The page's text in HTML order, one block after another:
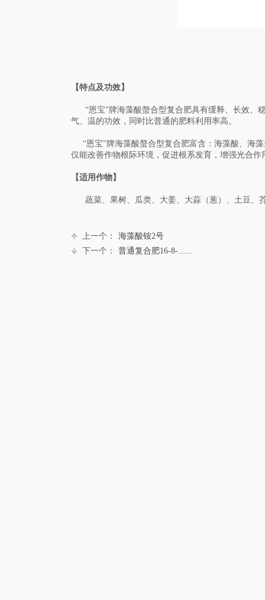
【特点及功效】
“恩宝”牌海藻酸螯合型复合肥具有缓释、长效、
气、温的功效，同时比普通的肥料利用率高。
“恩宝”牌海藻酸螯合型复合肥富含：海藻酸、海
仅能改善作物根际环境，促进根系发育，增强光合
【适用作物】
蔬菜、果树、瓜类、大姜、大蒜（葱）、土豆、
上一个：
海藻酸铵2号
下一个：
普通复合肥16-8-......